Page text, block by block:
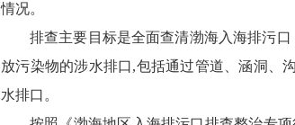
情况。
排查主要目标是全面查清渤海入海排污
放污染物的涉水排口,包括通过管道、涵洞、
水排口。